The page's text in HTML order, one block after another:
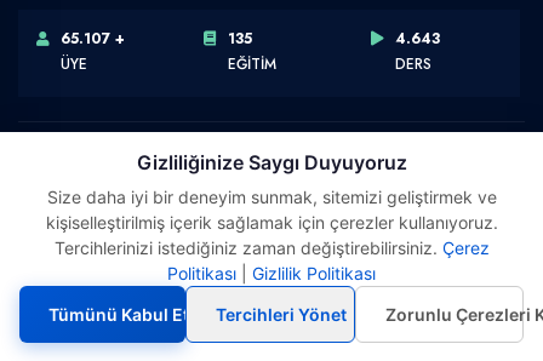
65.107 +
ÜYE
135
EĞİTİM
4.643
DERS
Telif Hakkı © 2026 Vidoport, Inc.
Software,Design & Development:Webimonline
Gizliliğinize Saygı Duyuyoruz
Size daha iyi bir deneyim sunmak, sitemizi geliştirmek ve
kişiselleştirilmiş içerik sağlamak için çerezler kullanıyoruz.
Tercihlerinizi istediğiniz zaman değiştirebilirsiniz. Çerez
Politikası
Gizlilik Politikası
Tümünü Kabul Et
Tercihleri Yönet Zorunlu Çerezleri